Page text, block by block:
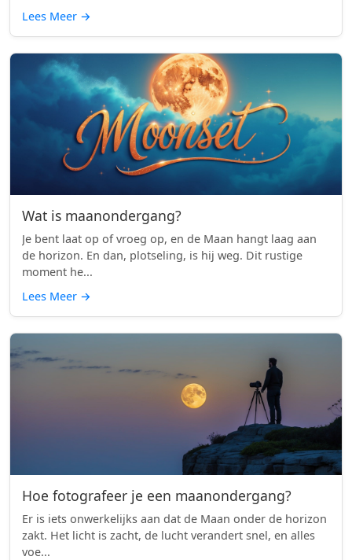
Lees Meer →
Wat is maanondergang?
Je bent laat op of vroeg op, en de Maan hangt laag aan
de horizon. En dan, plotseling, is hij weg. Dit rustige
moment he...
Lees Meer →
Hoe fotografeer je een maanondergang?
Er is iets onwerkelijks aan dat de Maan onder de horizon
zakt. Het licht is zacht, de lucht verandert snel, en alles
voe...